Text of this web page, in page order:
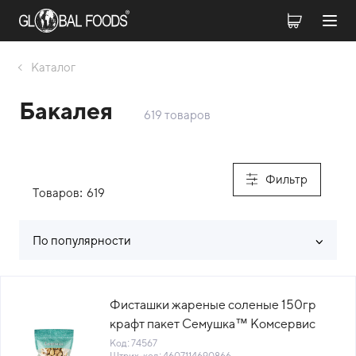
Каталог
Бакалея 619 товаров
Фильтр
Товаров: 619
По популярности
Фисташки жареные соленые 150гр
крафт пакет Семушка™ Комсервис
Россия (КОД 74567) (+18°С)
Код: 74567